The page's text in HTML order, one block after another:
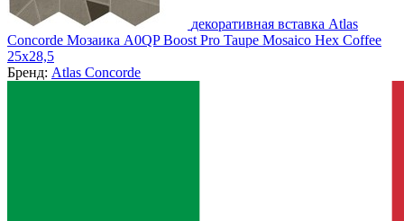
декоративная вставка Atlas
Concorde Мозаика A0QP Boost Pro Taupe Mosaico Hex Coffee
25x28,5
Бренд: Atlas Concorde